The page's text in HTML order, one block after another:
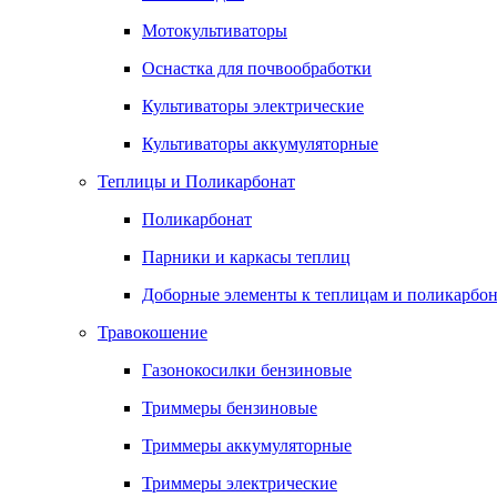
Мотокультиваторы
Оснастка для почвообработки
Культиваторы электрические
Культиваторы аккумуляторные
Теплицы и Поликарбонат
Поликарбонат
Парники и каркасы теплиц
Доборные элементы к теплицам и
Травокошение
Газонокосилки бензиновые
Триммеры бензиновые
Триммеры аккумуляторные
Триммеры электрические